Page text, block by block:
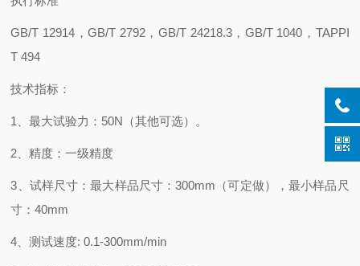
GB/T 12914，GB/T 2792，GB/T 24218.3，GB/T 1040，TAPPI
T 494
技术指标：
1、最大试验力：50N（其他可选）。
2、精度：一级精度
3、试样尺寸：最大样品尺寸：300mm（可定做），最小样品尺
寸：40mm
4、测试速度: 0.1-300mm/min